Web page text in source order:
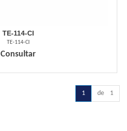
TE-114-CI
TE-114-CI
Consultar
1 de 1